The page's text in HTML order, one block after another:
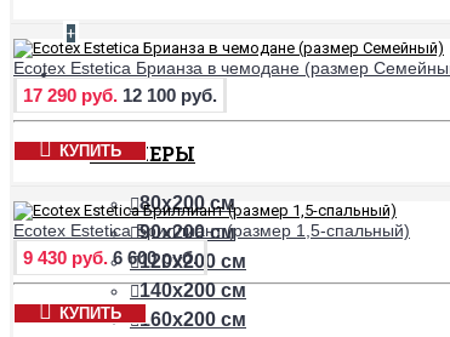
+
НАМАТРАСНИКИ
РАЗМЕРЫ
80х200 см
90х200 см
120х200 см
140х200 см
160х200 см
Ecotex Estetica Брианза в чемодане (размер
17 290 руб. 12 100 руб.
КУПИТЬ
Ecotex Estetica Бриллиант (размер 1,5-спальный)
9 430 руб. 6 600 руб.
КУПИТЬ